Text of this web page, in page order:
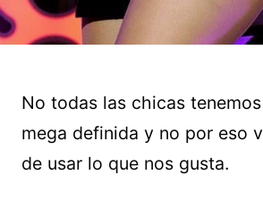
No todas las chicas
mega definida y no por eso
de usar lo que nos gusta.